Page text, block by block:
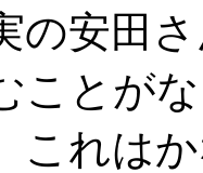
の安田
ことが
これは